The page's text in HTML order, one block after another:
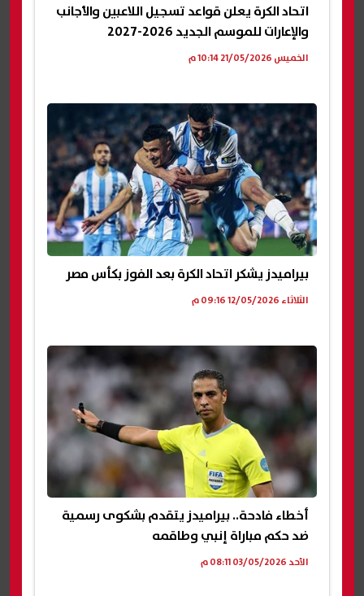
اتحاد الكرة يعلن قواعد تسجيل اللاعبين والأجانب
والإعارات للموسم الجديد 2026-2027
الخميس 21/05/2026 10:14 م
بيراميدز يشكر اتحاد الكرة بعد الفوز بكأس مصر
الثلاثاء 12/05/2026 09:16 م
أخطاء فادحة.. بيراميدز يتقدم بشكوى رسمية
ضد حكم مباراة إنبي وطاقمه
الأحد 03/05/2026 08:11 م